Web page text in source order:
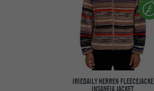
IRIEDAILY HERREN FLEECEJACKE